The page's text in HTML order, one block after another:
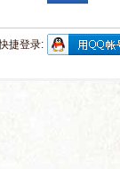
捷登录: